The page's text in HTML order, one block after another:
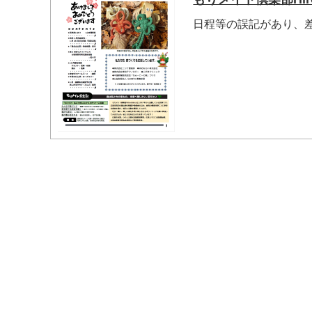
日程等の誤記があり、
マイメディア検索